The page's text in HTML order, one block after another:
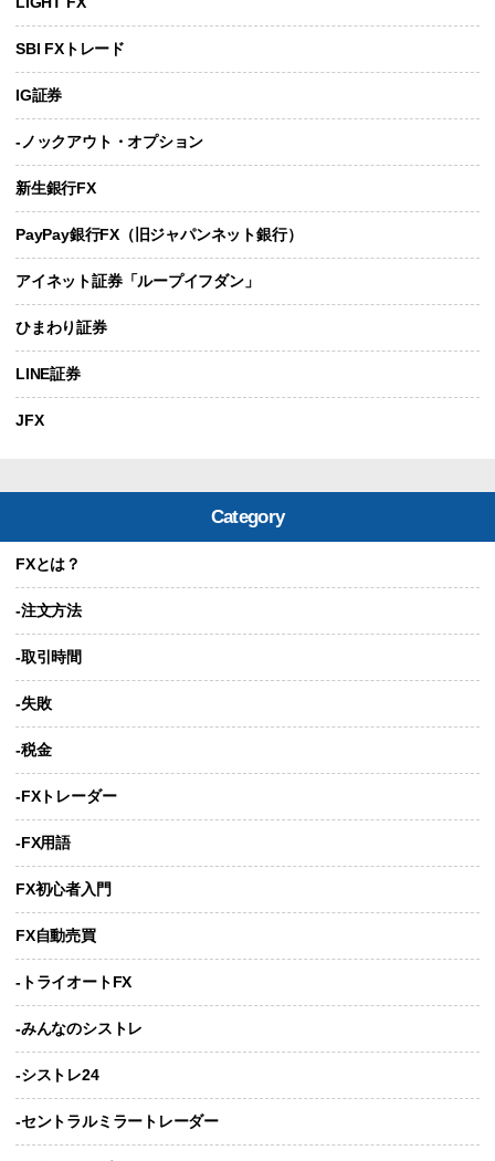
SBI FXトレード
IG証券
-ノックアウト・オプション
新生銀行FX
PayPay銀行FX（旧ジャパンネット銀行）
アイネット証券「ループイフダン」
ひまわり証券
LINE証券
JFX
Category
FXとは？
-注文方法
-取引時間
-失敗
-税金
-FXトレーダー
-FX用語
FX初心者入門
FX自動売買
-トライオートFX
-みんなのシストレ
-シストレ24
-セントラルミラートレーダー